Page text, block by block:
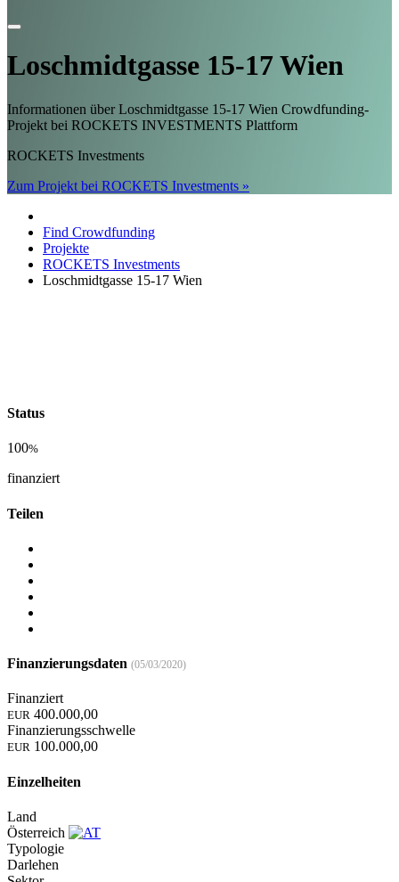
Loschmidtgasse 15-17 Wien
Informationen über Loschmidtgasse 15-17 Wien Crowdfunding-
Projekt bei ROCKETS INVESTMENTS Plattform
ROCKETS Investments
Zum Projekt bei ROCKETS Investments »
Find Crowdfunding
Projekte
ROCKETS Investments
Loschmidtgasse 15-17 Wien
Status
100%
finanziert
Teilen
Finanzierungsdaten (05/03/2020)
Finanziert
EUR 400.000,00
Finanzierungsschwelle
EUR 100.000,00
Einzelheiten
Land
Österreich
Typologie
Darlehen